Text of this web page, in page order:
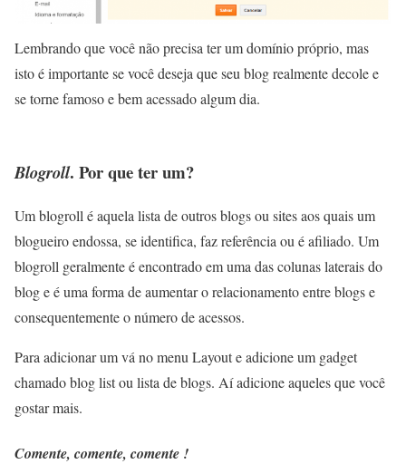
Lembrando que você não precisa ter um domínio próprio, mas
isto é importante se você deseja que seu blog realmente decole e
se torne famoso e bem acessado algum dia.
Blogroll. Por que ter um?
Um blogroll é aquela lista de outros blogs ou sites aos quais um
blogueiro endossa, se identifica, faz referência ou é afiliado. Um
blogroll geralmente é encontrado em uma das colunas laterais do
blog e é uma forma de aumentar o relacionamento entre blogs e
consequentemente o número de acessos.
Para adicionar um vá no menu Layout e adicione um gadget
chamado blog list ou lista de blogs. Aí adicione aqueles que você
gostar mais.
Comente, comente, comente !